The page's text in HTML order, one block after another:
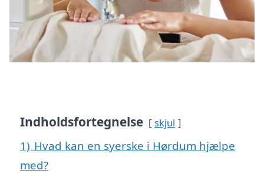
Indholdsfortegnelse skjul
1) Hvad kan en syerske i Hørdum hjælpe
med?